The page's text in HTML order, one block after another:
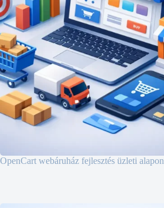
OpenCart webáruház fejlesztés üzleti alapon